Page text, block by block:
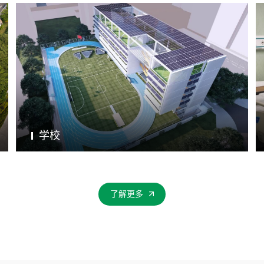
学校
了解更多